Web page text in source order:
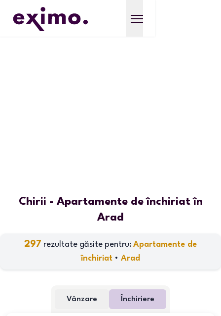
Chirii - Apartamente de închiriat în
Arad
297 rezultate găsite pentru: Apartamente de
închiriat • Arad
Vânzare Închiriere